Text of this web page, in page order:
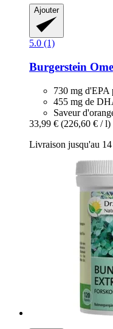
Ajouter
5.0 (1)
Burgerstein
730 mg d'EPA
455 mg de
Saveur
33,99 € (226,60 € / l)
Livraison jusqu'au